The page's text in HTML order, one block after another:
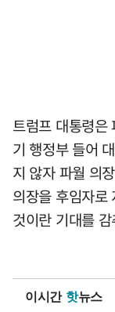
트럼프 대통령은
기 행정부 들어
지 않자 파월 의
의장을 후임자로
것이란 기대를
이시간 핫뉴스